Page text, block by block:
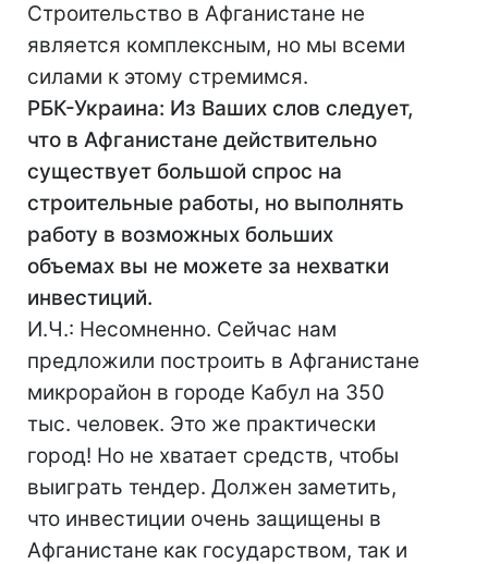
Строительство в Афганистане не
является комплексным, но мы всеми
силами к этому стремимся.
РБК-Украина: Из Ваших слов следует,
что в Афганистане действительно
существует большой спрос на
строительные работы, но выполнять
работу в возможных больших
объемах вы не можете за нехватки
инвестиций.
И.Ч.: Несомненно. Сейчас нам
предложили построить в Афганистане
микрорайон в городе Кабул на 350
тыс. человек. Это же практически
город! Но не хватает средств, чтобы
выиграть тендер. Должен заметить,
что инвестиции очень защищены в
Афганистане как государством, так и